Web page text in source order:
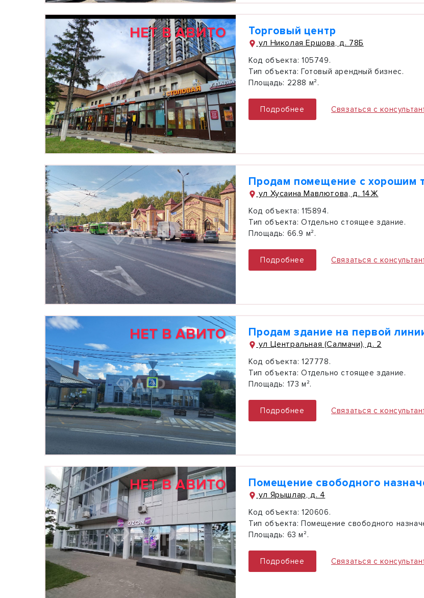
НЕТ В АВИТО Торговый центр
ул Николая Ершова, д. 78Б
Код объекта: 105749.
Тип объекта: Готовый арендный бизнес.
Площадь: 2288 м².
Подробнее Связаться с
Продам помещение с хорошим
ул Хусаина Мавлютова, д. 14Ж
Код объекта: 115894.
Тип объекта: Отдельно стоящее здание.
Площадь: 66.9 м².
Подробнее Связаться с
НЕТ В АВИТО Продам здание на первой
ул Центральная (Салмачи), д. 2
Код объекта: 127778.
Тип объекта: Отдельно стоящее здание.
Площадь: 173 м².
Подробнее Связаться с
НЕТ В АВИТО Помещение свободного
ул Ярышлар, д. 4
Код объекта: 120606.
Тип объекта: Помещение свободного
Площадь: 63 м².
Подробнее Связаться с